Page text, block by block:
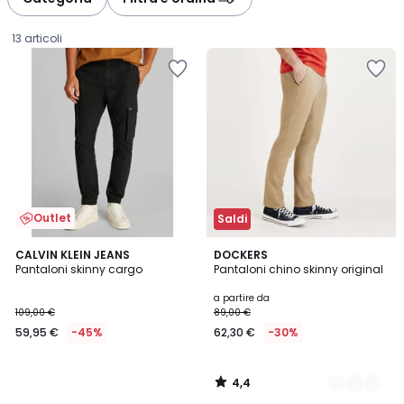
13 articoli
Outlet
CALVIN KLEIN JEANS
Pantaloni skinny cargo
€
Invece
109,00 €
59,95 € -45%
Saldi
DOCKERS
Pantaloni chino skinny original
a partire da
89,00 €
62,30 € -30%
4,4
/ 5
3
Colori
4,4
/